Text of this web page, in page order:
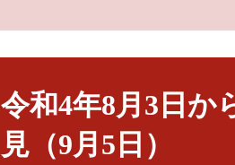
令和4年8月3日か
見（9月5日）